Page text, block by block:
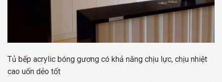
Tủ bếp acrylic bóng gương có khả năng chịu lực, chịu nhiệt
cao uốn dẻo tốt